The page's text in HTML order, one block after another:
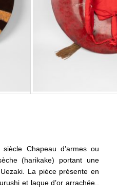
Chapeau d’armes ou
(harikake) portant une
La pièce présente en
et laque d’or arrachée..